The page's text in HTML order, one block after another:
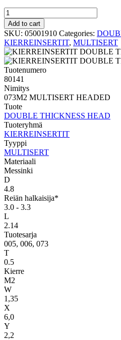
MULTISERT
DOUBLE
THICKNESS
HEAD
073M2
MULTISERT
HEADED
quantity
Add to cart
SKU: 05001910 Categories:
KIERREINSERTIT, MULTISERT
Tuotenumero
80141
Nimitys
073M2 MULTISERT HEADED
Tuote
DOUBLE THICKNESS HEAD
Tuoteryhmä
KIERREINSERTIT
Tyyppi
MULTISERT
Materiaali
Messinki
D
4.8
Reiän halkaisija*
3.0 - 3.3
L
2.14
Tuotesarja
005, 006, 073
T
0.5
Kierre
M2
W
1,35
X
6,0
Y
2,2